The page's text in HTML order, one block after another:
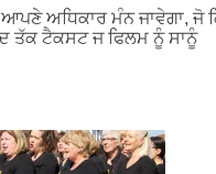
ਅਧਿਕਾਰ ਮੰਨ ਜਾਵੇਗਾ, ਜੋ
ਤੱਕ ਟੈਕਸਟ ਜ ਫਿਲਮ ਨੂੰ ਸਾਨੂੰ